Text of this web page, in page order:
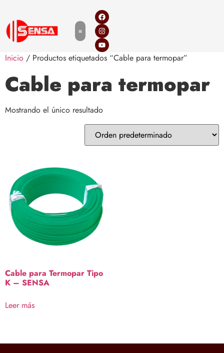
Inicio / Productos etiquetados “Cable para termopar”
Cable para termopar
Mostrando el único resultado
Cable para Termopar Tipo
K – SENSA
Leer más